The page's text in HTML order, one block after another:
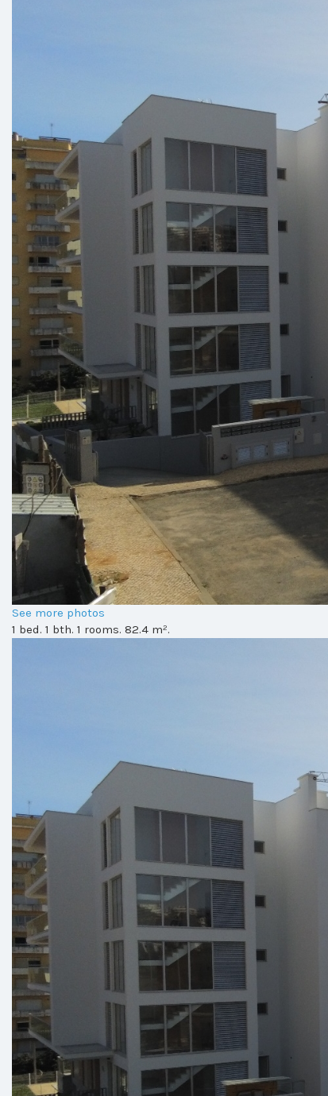
See more photos
1 bed. 1 bth. 1 rooms. 82.4 m².